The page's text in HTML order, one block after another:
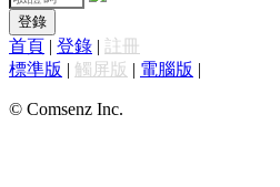
登錄
首頁 | 登錄 | 註冊
標準版 | 觸屏版 | 電腦版 |
© Comsenz Inc.